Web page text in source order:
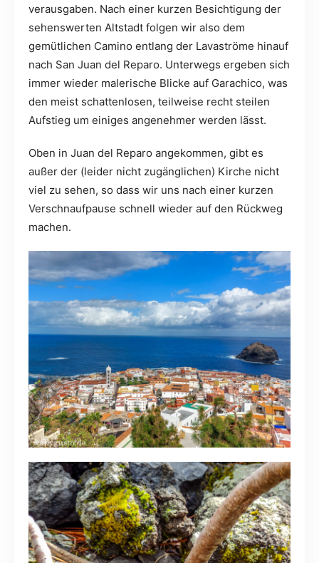
verausgaben. Nach einer kurzen Besichtigung der
sehenswerten Altstadt folgen wir also dem
gemütlichen Camino entlang der Lavaströme hinauf
nach San Juan del Reparo. Unterwegs ergeben sich
immer wieder malerische Blicke auf Garachico, was
den meist schattenlosen, teilweise recht steilen
Aufstieg um einiges angenehmer werden lässt.
Oben in Juan del Reparo angekommen, gibt es
außer der (leider nicht zugänglichen) Kirche nicht
viel zu sehen, so dass wir uns nach einer kurzen
Verschnaufpause schnell wieder auf den Rückweg
machen.